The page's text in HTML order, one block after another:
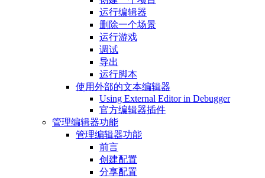
运行编辑器
删除一个场景
运行游戏
调试
导出
运行脚本
使用外部的文本编辑器
Using External Editor in Debugger
官方编辑器插件
管理编辑器功能
管理编辑器功能
前言
创建配置
分享配置